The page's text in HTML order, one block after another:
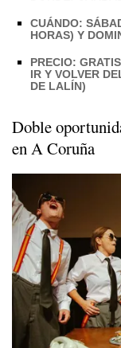
CUÁNDO:
HORAS) Y
PRECIO:
IR Y VOLVER
DE LALÍN)
Doble
en A Coruña